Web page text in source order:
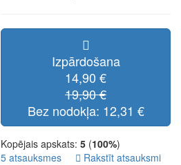
Izpārdošana
14,90 €
19,90 €
Bez nodokļa: 12,31 €
Kopējais apskats: 5 (100%)
5 atsauksmes
Rakstīt atsauksmi